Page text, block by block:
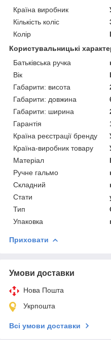
Країна виробник
Кількість коліс
Колір
Користувальницькі
Батьківська ручка
Вік
Габарити: висота
Габарити: довжина
Габарити: ширина
Гарантія
Країна реєстрації бренду
Країна-виробник товару
Матеріал
Ручне гальмо
Складний
Стати
Тип
Упаковка
Приховати
Умови доставки
Нова Пошта
Укрпошта
Всі умови доставки